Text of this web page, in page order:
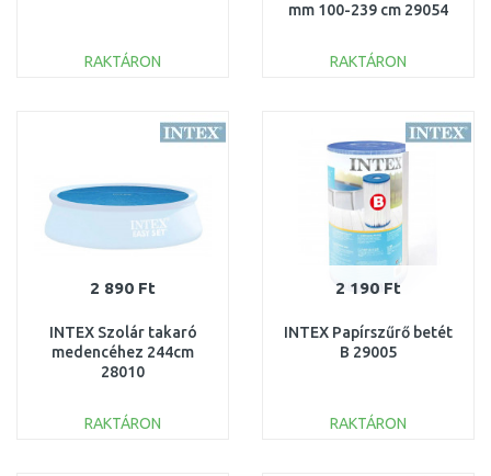
RAKTÁRON
Összehasonlítás
mm 100-239 cm 29054
RAKTÁRON
Összehasonlítás
2 890 Ft
INTEX Szolár takaró
medencéhez 244cm
28010
RAKTÁRON
2 190 Ft
INTEX Papírszűrő betét
B 29005
RAKTÁRON